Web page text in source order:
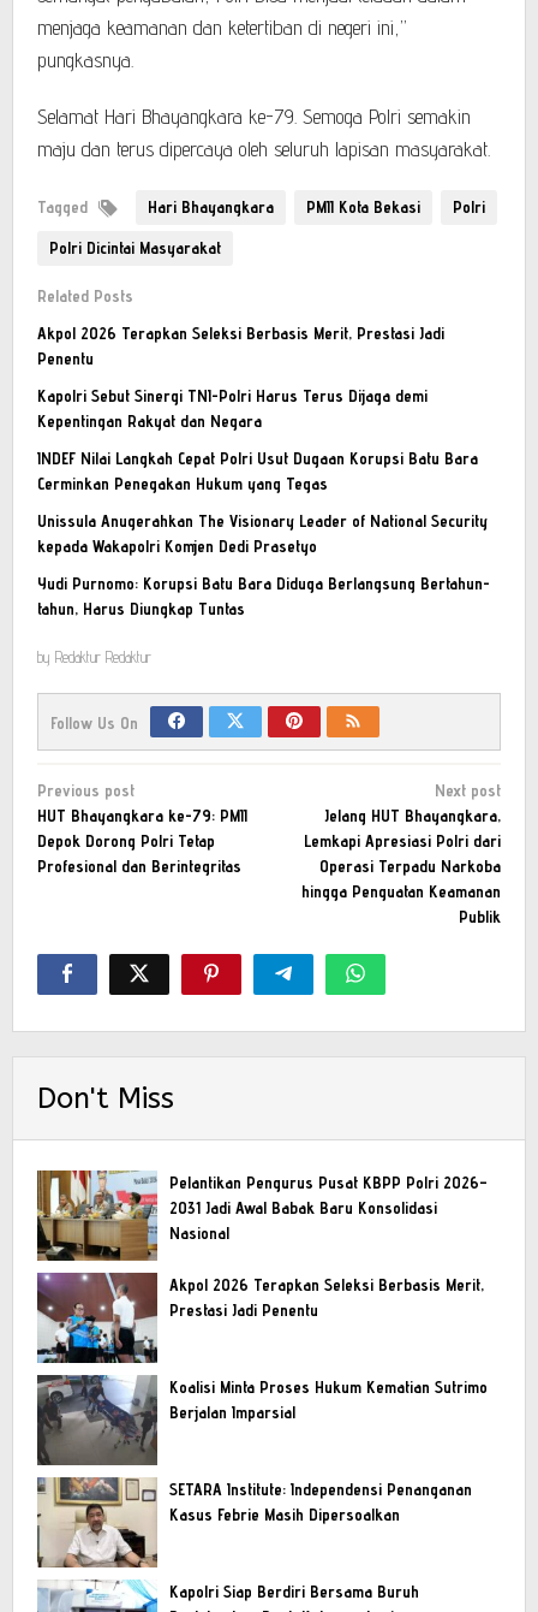
menjaga keamanan dan ketertiban di negeri ini,”
pungkasnya.
Selamat Hari Bhayangkara ke-79. Semoga Polri semakin
maju dan terus dipercaya oleh seluruh lapisan masyarakat.
Tagged Hari Bhayangkara PMII Kota Bekasi Polri
Polri Dicintai Masyarakat
Related Posts
Akpol 2026 Terapkan Seleksi Berbasis Merit, Prestasi Jadi
Penentu
Kapolri Sebut Sinergi TNI-Polri Harus Terus Dijaga demi
Kepentingan Rakyat dan Negara
INDEF Nilai Langkah Cepat Polri Usut Dugaan Korupsi Batu Bara
Cerminkan Penegakan Hukum yang Tegas
Unissula Anugerahkan The Visionary Leader of National Security
kepada Wakapolri Komjen Dedi Prasetyo
Yudi Purnomo: Korupsi Batu Bara Diduga Berlangsung Bertahun-
tahun, Harus Diungkap Tuntas
by Redaktur Redaktur
Follow Us On
Post
navigation
Previous post
HUT Bhayangkara ke-79: PMII
Depok Dorong Polri Tetap
Profesional dan Berintegritas
Next post
Jelang HUT Bhayangkara,
Lemkapi Apresiasi Polri dari
Operasi Terpadu Narkoba
hingga Penguatan Keamanan
Publik
Don't Miss
Pelantikan Pengurus Pusat KBPP Polri 2026–
2031 Jadi Awal Babak Baru Konsolidasi
Nasional
Akpol 2026 Terapkan Seleksi Berbasis Merit,
Prestasi Jadi Penentu
Koalisi Minta Proses Hukum Kematian Sutrimo
Berjalan Imparsial
SETARA Institute: Independensi Penanganan
Kasus Febrie Masih Dipersoalkan
Kapolri Siap Berdiri Bersama Buruh